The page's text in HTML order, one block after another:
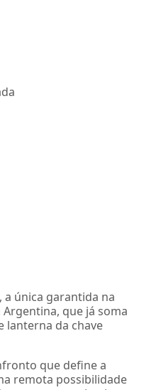
a única garantida na
Argentina, que já soma
lanterna da chave
que define a
remota possibilidade